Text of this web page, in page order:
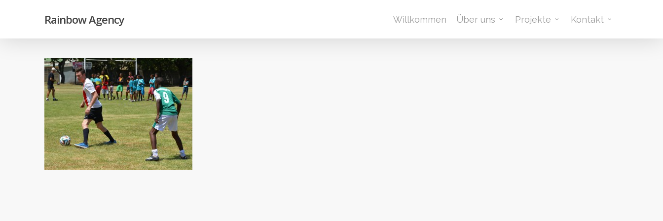
main
Rainbow Agency Willkommen Über uns Projekte Kontakt